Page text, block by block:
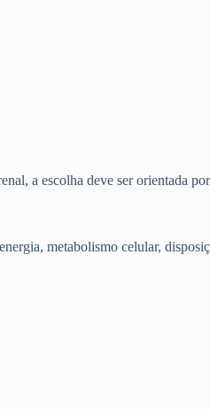
a escolha deve ser orientada
metabolismo celular,